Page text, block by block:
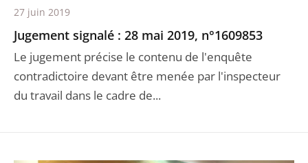
Jugement signalé : 28 mai 2019, n°1609853
Le jugement précise le contenu de l'enquête
contradictoire devant être menée par l'inspecteur
du travail dans le cadre de...
27 juin 2019